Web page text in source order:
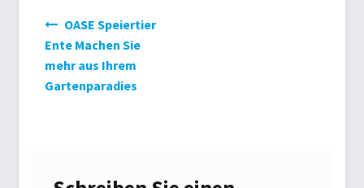
Schwimmbadabdeckung
Teichtechnik
Warenkorb
OASE Speiertier
Ente Machen Sie
mehr aus Ihrem
Gartenparadies